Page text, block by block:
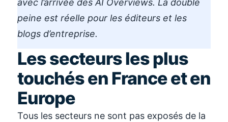
avec l’arrivée des AI Overviews. La double
peine est réelle pour les éditeurs et les
blogs d’entreprise.
Les secteurs les plus
touchés en France et en
Europe
Tous les secteurs ne sont pas exposés de la